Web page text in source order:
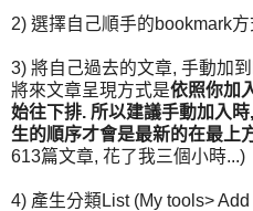
2) 選擇自己順手的bookmark
3) 將自己過去的文章, 手動加
將來文章呈現方式是依照你加
始往下排. 所以建議手動加入
生的順序才會是最新的在最上
613篇文章, 花了我三個小時...)
4) 產生分類List (My tools>